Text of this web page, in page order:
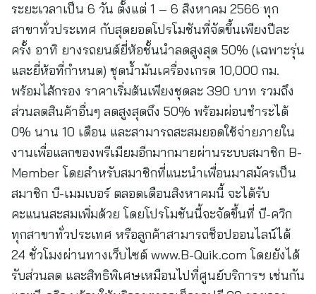
ระยะเวลาเป็น 6 วัน ตั้งแต่ 1 – 6 สิงหาคม 2566 ทุก
สาขาทั่วประเทศ กับสุดยอดโปรโมชันที่จัดขึ้นเพียงปีละ
ครั้ง อาทิ ยางรถยนต์ยี่ห้อชั้นนำลดสูงสุด 50% (เฉพาะรุ่น
และยี่ห้อที่กำหนด) ชุดน้ำมันเครื่องเกรด 10,000 กม.
พร้อมไส้กรอง ราคาเริ่มต้นเพียงชุดละ 390 บาท รวมถึง
ส่วนลดสินค้าอื่นๆ ลดสูงสุดถึง 50% พร้อมผ่อนชำระได้
0% นาน 10 เดือน และสามารถสะสมยอดใช้จ่ายภายใน
งานเพื่อแลกของพรีเมียมอีกมากมายผ่านระบบสมาชิก B-
Member โดยสำหรับสมาชิกที่แนะนำเพื่อนมาสมัครเป็น
สมาชิก บี-เมมเบอร์ ตลอดเดือนสิงหาคมนี้ จะได้รับ
คะแนนสะสมเพิ่มด้วย โดยโปรโมชันนี้จะจัดขึ้นที่ บี-ควิก
ทุกสาขาทั่วประเทศ หรือลูกค้าสามารถช็อปออนไลน์ได้
24 ชั่วโมงผ่านทางเว็บไซต์ www.B-Quik.com โดยยังได้
รับส่วนลด และสิทธิพิเศษเหมือนไปที่ศูนย์บริการฯ เช่นกัน